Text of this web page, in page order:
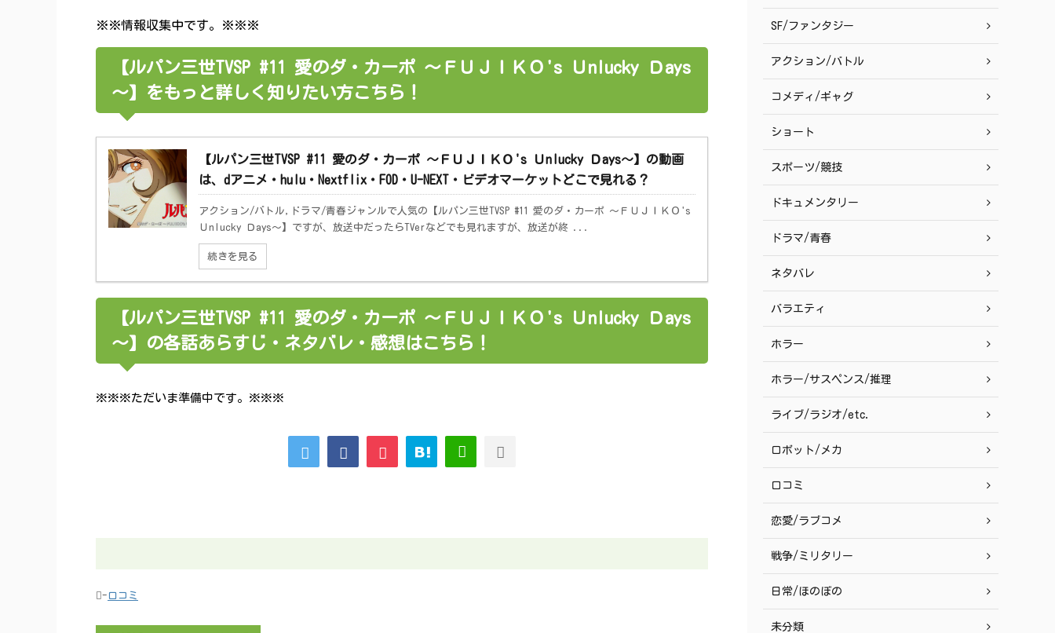
※※情報収集中です。※※※
【ルパン三世TVSP #11 愛のダ・カーポ ～ＦＵＪＩＫＯ's Ｕnlucky Ｄays
～】をもっと詳しく知りたい方こちら！
【ルパン三世TVSP #11 愛のダ・カーポ ～ＦＵＪＩＫＯ's Ｕnlucky Ｄays～】の動画
は、dアニメ・hulu・Nextflix・FOD・U-NEXT・ビデオマーケットどこで見れる？
アクション/バトル,ドラマ/青春ジャンルで人気の【ルパン三世TVSP #11 愛のダ・カーポ ～ＦＵＪＩＫＯ's
Ｕnlucky Ｄays～】ですが、放送中だったらTVerなどでも見れますが、放送が終 ...
続きを見る
【ルパン三世TVSP #11 愛のダ・カーポ ～ＦＵＪＩＫＯ's Ｕnlucky Ｄays
～】の各話あらすじ・ネタバレ・感想はこちら！
※※※ただいま準備中です。※※※
- 口コミ
SF/ファンタジー
アクション/バトル
コメディ/ギャグ
ショート
スポーツ/競技
ドキュメンタリー
ドラマ/青春
ネタバレ
バラエティ
ホラー
ホラー/サスペンス/推理
ライブ/ラジオ/etc.
ロボット/メカ
口コミ
恋愛/ラブコメ
戦争/ミリタリー
日常/ほのぼの
未分類